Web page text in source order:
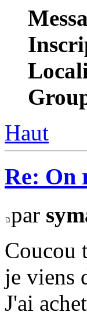
Haut
Re: On
par
Coucou
je viens
J'ai